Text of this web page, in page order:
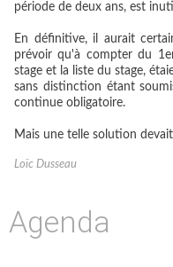
période de deux ans, est
En définitive, il aurait
prévoir qu'à compter du
stage et la liste du stage,
sans distinction étant
continue obligatoire.
Mais une telle solution
Loïc Dusseau
Agenda